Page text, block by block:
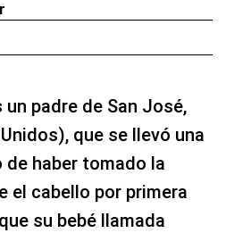
padre de San José,
que se llevó una
haber tomado la
el cabello por primera
su bebé llamada